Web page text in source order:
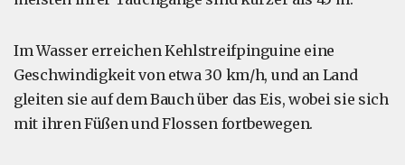
Im Wasser erreichen Kehlstreifpinguine eine
Geschwindigkeit von etwa 30 km/h, und an Land
gleiten sie auf dem Bauch über das Eis, wobei sie sich
mit ihren Füßen und Flossen fortbewegen.